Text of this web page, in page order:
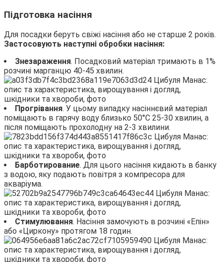
Підготовка насіння
Для посадки беруть свіжі насіння або не старше 2 років.
Застосовують наступні обробки насіння:
Знезараження. Посадковий матеріал тримають в 1%
розчині марганцю 40-45 хвилин.
Прогрівання. У цьому випадку насіннєвий матеріал
поміщають в гарячу воду близько 50°С 25-30 хвилин, а
після поміщають прохолодну на 2-3 хвилини.
Барботирование. Для цього насіння кидають в банку
з водою, яку подають повітря з компресора для
акваріума.
Стимулювання. Насіння замочують в розчині «Епін»
або «Циркону» протягом 18 годин.